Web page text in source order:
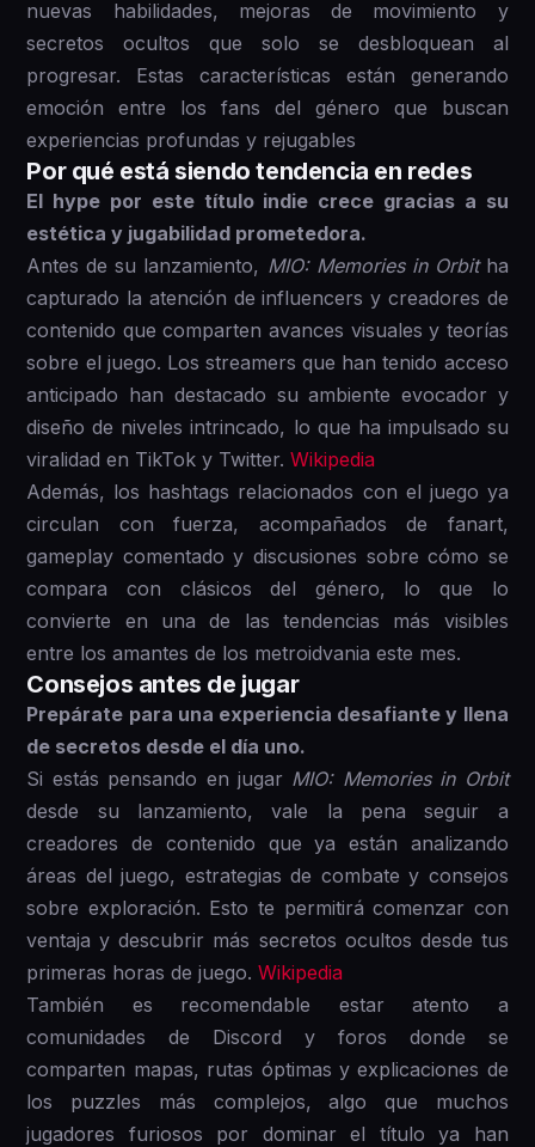
nuevas habilidades, mejoras de movimiento y
secretos ocultos que solo se desbloquean al
progresar. Estas características están generando
emoción entre los fans del género que buscan
experiencias profundas y rejugables
Por qué está siendo tendencia en redes
El hype por este título indie crece gracias a su
estética y jugabilidad prometedora.
Antes de su lanzamiento, MIO: Memories in Orbitha
capturado la atención de influencers y creadores de
contenido que comparten avances visuales y teorías
sobre el juego. Los streamers que han tenido acceso
anticipado han destacado su ambiente evocador y
diseño de niveles intrincado, lo que ha impulsado su
viralidad en TikTok y Twitter.Wikipedia
Además, los hashtags relacionados con el juego ya
circulan con fuerza, acompañados de fanart,
gameplay comentado y discusiones sobre cómo se
compara con clásicos del género, lo que lo
convierte en una de las tendencias más visibles
entre los amantes de los metroidvania este mes.
Consejos antes de jugar
Prepárate para una experiencia desafiante y llena
de secretos desde el día uno.
Si estás pensando en jugar MIO: Memories in Orbit
desde su lanzamiento, vale la pena seguir a
creadores de contenido que ya están analizando
áreas del juego, estrategias de combate y consejos
sobre exploración. Esto te permitirá comenzar con
ventaja y descubrir más secretos ocultos desde tus
primeras horas de juego.Wikipedia
También es recomendable estar atento a
comunidades de Discord y foros donde se
comparten mapas, rutas óptimas y explicaciones de
los puzzles más complejos, algo que muchos
jugadores furiosos por dominar el título ya han